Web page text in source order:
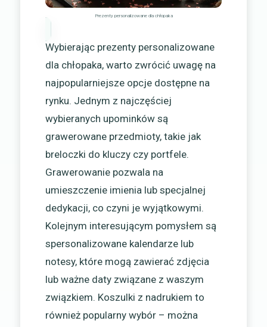
Prezenty personalizowane dla chłopaka
Wybierając prezenty personalizowane
dla chłopaka, warto zwrócić uwagę na
najpopularniejsze opcje dostępne na
rynku. Jednym z najczęściej
wybieranych upominków są
grawerowane przedmioty, takie jak
breloczki do kluczy czy portfele.
Grawerowanie pozwala na
umieszczenie imienia lub specjalnej
dedykacji, co czyni je wyjątkowymi.
Kolejnym interesującym pomysłem są
spersonalizowane kalendarze lub
notesy, które mogą zawierać zdjęcia
lub ważne daty związane z waszym
związkiem. Koszulki z nadrukiem to
również popularny wybór – można